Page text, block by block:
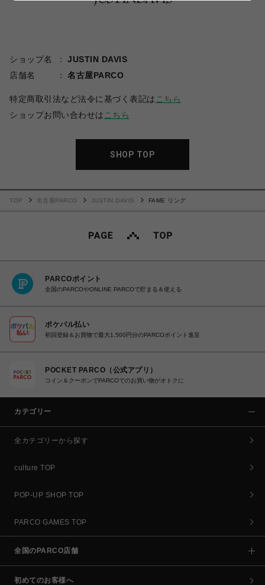
ショップ名
JUSTIN DAVIS
店舗名
名古屋PARCO
特定商取引法など法令に基づく表記は こちら
ショップお問い合わせは こちら
SHOP TOP
TOP 名古屋PARCO JUSTIN DAVIS FAME リング
PARCOポイント
全国のPARCOやONLINE PARCOで貯まる＆使える
ポケパル払い
初回登録＆お買物で最大1,500円分のPARCOポイント進呈
POCKET PARCO（公式アプリ）
コイン＆クーポンでPARCOでのお買い物がオトクに
カテゴリー
全カテゴリーから探す
culture TOP
POP-UP SHOP TOP
PARCO GAMES TOP
全国のPARCO店舗
初めてのお客様へ